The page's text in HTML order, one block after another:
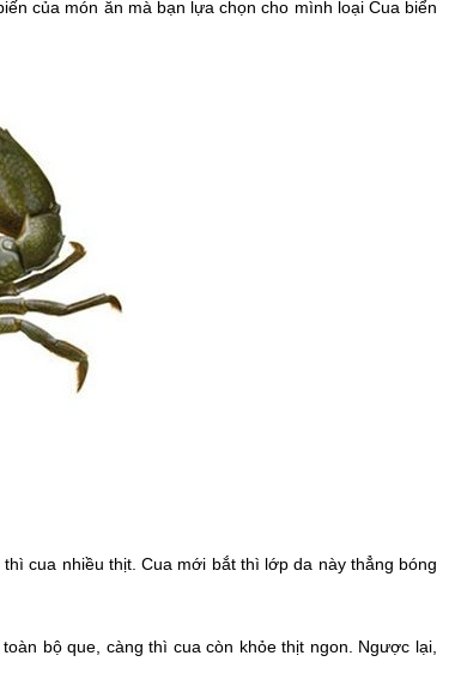
của món ăn mà bạn lựa chọn cho mình loại Cua biển
cua nhiều thịt. Cua mới bắt thì lớp da này thẳng bóng
bộ que, càng thì cua còn khỏe thịt ngon. Ngược lại,